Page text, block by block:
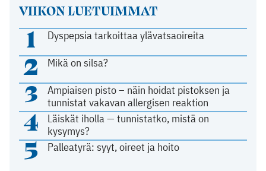
VIIKON LUETUIMMAT
1 Dyspepsia tarkoittaa ylävatsaoireita
2 Mikä on silsa?
3
Ampiaisen pisto – näin hoidat pistoksen ja
tunnistat vakavan allergisen reaktion
4
Läiskät iholla — tunnistatko, mistä on
kysymys?
5 Palleatyrä: syyt, oireet ja hoito